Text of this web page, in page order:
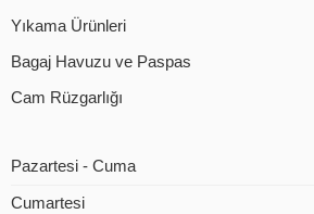
Yıkama Ürünleri
Bagaj Havuzu ve Paspas
Cam Rüzgarlığı
Pazartesi - Cuma
Cumartesi